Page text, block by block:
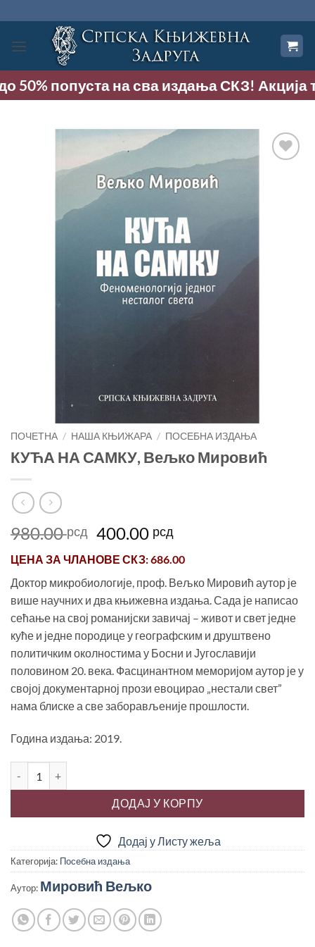
на
садржај
попуста на сва издања СКЗ! Акција
ПОЧЕТНА / НАША КЊИЖАРА / ПОСЕБНА ИЗДАЊА
КУЋА НА САМКУ, Вељко Мировић
980.00рсд Оригинална
је
била:
980.00 рсд.
400.00 рсдТренутна
је:
400.00 рсд.
ЦЕНА ЗА ЧЛАНОВЕ СКЗ: 686.00
Доктор микробиологије, проф. Вељко Мировић аутор је
више научних и два књижевна издања. Сада је написао
сећање на свој романијски завичај – живот и свет једне
куће и једне породице у географским и друштвено
политичким околностима у Босни и Југославији
половином 20. века. Фасцинантном меморијом аутор је у
својој документарној прози евоцирао „нестали свет”
нама блиске а све заборављеније прошлости.
Година издања: 2019.
ДОДАЈ У КОРПУ
Додај у Листу жеља
Категорија: Посебна издања
Аутор: Мировић Вељко